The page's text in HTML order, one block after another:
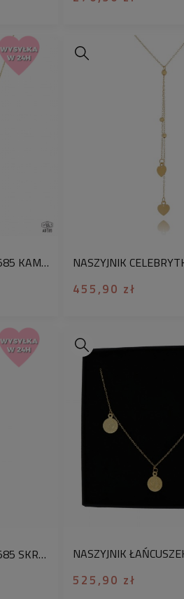
NASZYJNIK ZŁOTY PRÓBY 585 KAMIEŃ KWARC RÓŻOWY
455,90 zł
NASZYJNIK ZŁOTY PRÓBY 585 SKRZYDŁO BODY CHAIN
525,90 zł